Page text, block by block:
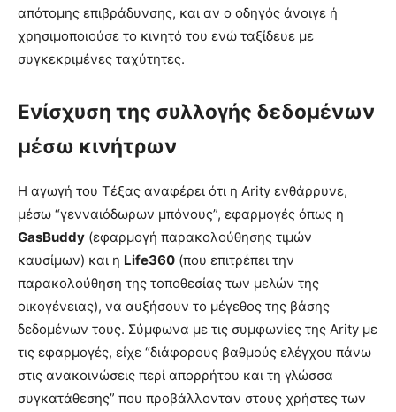
απότομης επιβράδυνσης, και αν ο οδηγός άνοιγε ή
χρησιμοποιούσε το κινητό του ενώ ταξίδευε με
συγκεκριμένες ταχύτητες.
Ενίσχυση της συλλογής δεδομένων
μέσω κινήτρων
Η αγωγή του Τέξας αναφέρει ότι η Arity ενθάρρυνε,
μέσω “γενναιόδωρων μπόνους”, εφαρμογές όπως η
GasBuddy (εφαρμογή παρακολούθησης τιμών
καυσίμων) και η Life360 (που επιτρέπει την
παρακολούθηση της τοποθεσίας των μελών της
οικογένειας), να αυξήσουν το μέγεθος της βάσης
δεδομένων τους. Σύμφωνα με τις συμφωνίες της Arity με
τις εφαρμογές, είχε “διάφορους βαθμούς ελέγχου πάνω
στις ανακοινώσεις περί απορρήτου και τη γλώσσα
συγκατάθεσης” που προβάλλονταν στους χρήστες των